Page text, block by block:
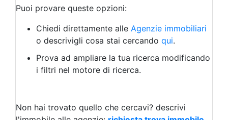
Bar/Ristorante
Albergo
Laboratorio Artigianale
Negozio/locale commerciale
Agriturismo
Magazzini
Qualsiasi
Puoi provare queste opzioni:
Chiedi direttamente alle Agenzie immobiliari
o descrivigli cosa stai cercando qui.
Prova ad ampliare la tua ricerca modificando
i filtri nel motore di ricerca.
Non hai trovato quello che cercavi? descrivi